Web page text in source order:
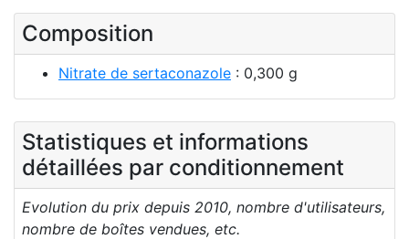
Composition
Nitrate de sertaconazole : 0,300 g
Statistiques et informations
détaillées par conditionnement
Evolution du prix depuis 2010, nombre d'utilisateurs,
nombre de boîtes vendues, etc.